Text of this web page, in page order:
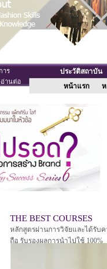
าร
อ่านต่อ
ประวัติสถาบัน
หน้าแรก
ห
THE BEST COURSES
หลักสูตรผ่านการวิจัยและได้รับ
ถือ รับรองผลการนำไปใช้ 100%